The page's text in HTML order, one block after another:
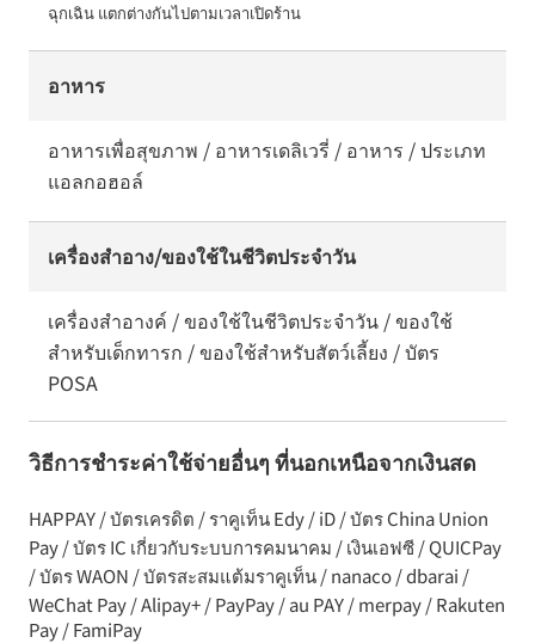
ฉุกเฉิน แตกต่างกันไปตามเวลาเปิดร้าน
อาหาร
อาหารเพื่อสุขภาพ / อาหารเดลิเวรี่ / อาหาร / ประเภท
แอลกอฮอล์
เครื่องสำอาง/ของใช้ในชีวิตประจำวัน
เครื่องสำอางค์ / ของใช้ในชีวิตประจำวัน / ของใช้
สำหรับเด็กทารก / ของใช้สำหรับสัตว์เลี้ยง / บัตร
POSA
วิธีการชำระค่าใช้จ่ายอื่นๆ ที่นอกเหนือจากเงินสด
HAPPAY / บัตรเครดิต / ราคูเท็น Edy / iD / บัตร China Union
Pay / บัตร IC เกี่ยวกับระบบการคมนาคม / เงินเอฟซี / QUICPay
/ บัตร WAON / บัตรสะสมแต้มราคูเท็น / nanaco / dbarai /
WeChat Pay / Alipay+ / PayPay / au PAY / merpay / Rakuten
Pay / FamiPay